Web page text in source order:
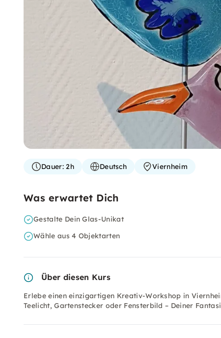
Dauer:2h Deutsch Viernheim
Was erwartet Dich
Gestalte Dein Glas-Unikat
Wähle aus 4 Objektarten
Über diesen Kurs
Erlebe einen einzigartigen Kreativ-Workshop in
Teelicht, Gartenstecker oder Fensterbild – Deiner